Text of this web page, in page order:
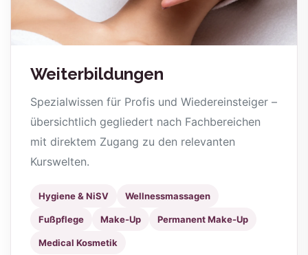
Weiterbildungen
Spezialwissen für Profis und Wiedereinsteiger –
übersichtlich gegliedert nach Fachbereichen
mit direktem Zugang zu den relevanten
Kurswelten.
Hygiene & NiSV Wellnessmassagen
Fußpflege Make-Up Permanent Make-Up
Medical Kosmetik